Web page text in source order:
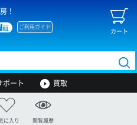
！
カート
ご利用ガイド
ポート 買取
に入り 閲覧履歴